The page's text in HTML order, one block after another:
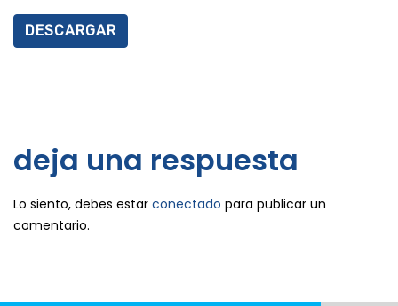
DESCARGAR
deja una respuesta
Lo siento, debes estar conectado para publicar un
comentario.